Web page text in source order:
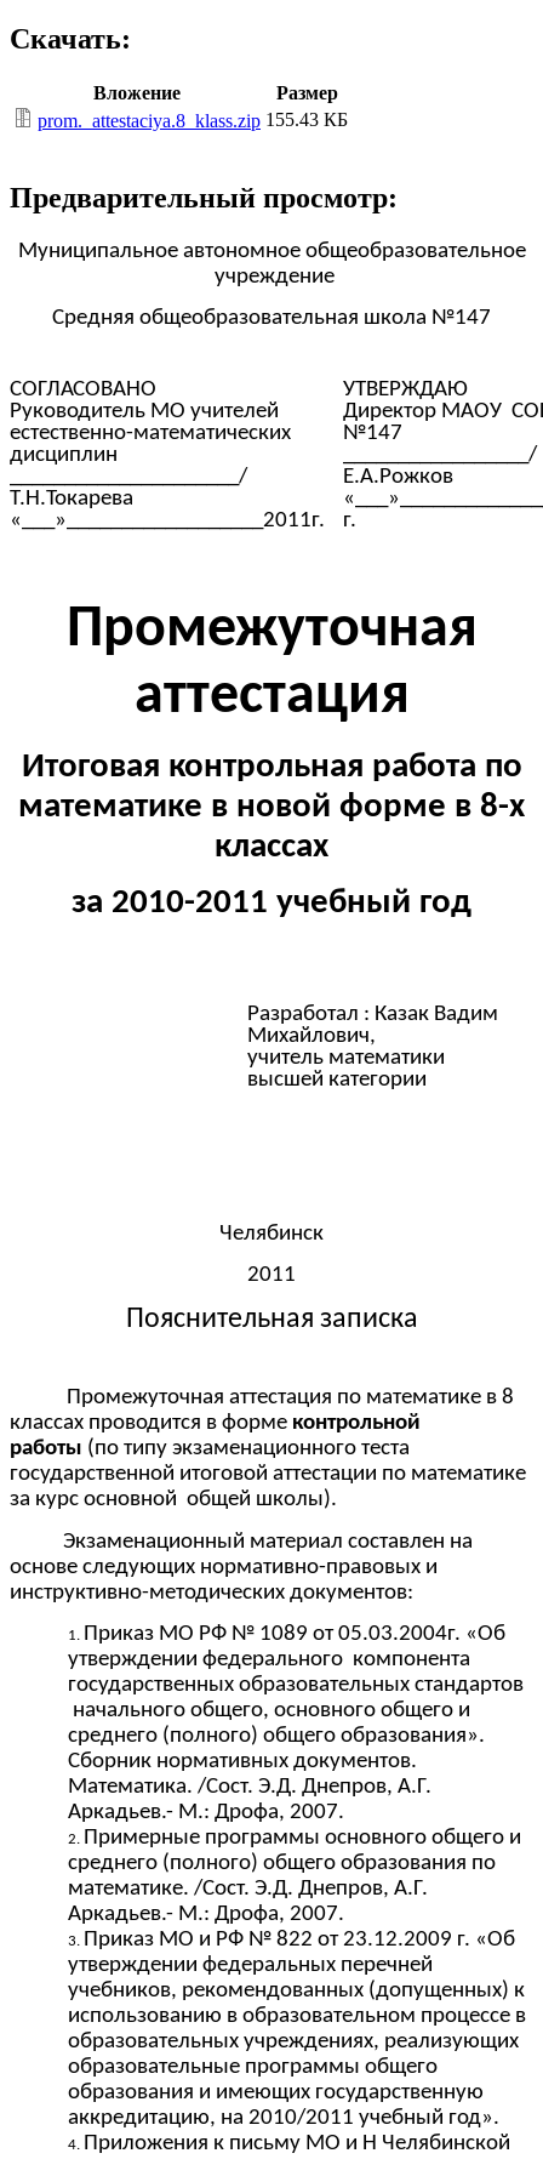
Скачать:
Вложение
Размер
prom._attestaciya.8_klass.zip 155.43 КБ
Предварительный просмотр:
Муниципальное автономное общеобразовательное
учреждение
Средняя общеобразовательная школа №147
СОГЛАСОВАНО
Руководитель МО учителей
естественно-математических
дисциплин
_____________________/
Т.Н.Токарева
«___»__________________2011г.
УТВЕРЖДАЮ
Директор МАОУ
№147
_________________/
Е.А.Рожков
г.
Промежуточная
аттестация
Итоговая контрольная работа по
математике в новой форме в 8-х
классах
за 2010-2011 учебный год
Разработал : Казак Вадим
Михайлович,
учитель математики
высшей категории
Челябинск
2011
Пояснительная записка
Промежуточная аттестация по математике в 8
классах проводится в форме контрольной
работы (по типу экзаменационного теста
государственной итоговой аттестации по математике
за курс основной общей школы).
Экзаменационный материал составлен на
основе следующих нормативно-правовых и
инструктивно-методических документов:
Приказ МО РФ № 1089 от 05.03.2004г. «Об
утверждении федерального компонента
государственных образовательных стандартов
начального общего, основного общего и
среднего (полного) общего образования».
Сборник нормативных документов.
Математика. /Сост. Э.Д. Днепров, А.Г.
Аркадьев.- М.: Дрофа, 2007.
Примерные программы основного общего и
среднего (полного) общего образования по
математике. /Сост. Э.Д. Днепров, А.Г.
Аркадьев.- М.: Дрофа, 2007.
Приказ МО и РФ № 822 от 23.12.2009 г. «Об
утверждении федеральных перечней
учебников, рекомендованных (допущенных) к
использованию в образовательном процессе в
образовательных учреждениях, реализующих
образовательные программы общего
образования и имеющих государственную
аккредитацию, на 2010/2011 учебный год».
Приложения к письму МО и Н Челябинской